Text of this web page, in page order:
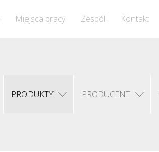
Miejsca pracy Zespól Kontakt
PRODUKTY PRODUCENT